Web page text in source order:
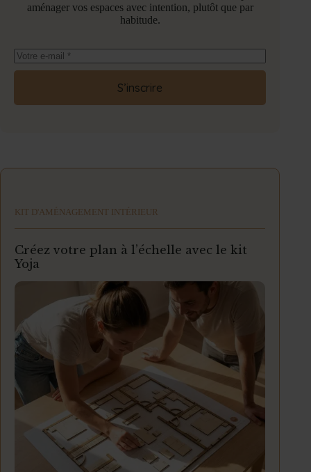
aménager vos espaces avec intention, plutôt que par
habitude.
S’inscrire
KIT D'AMÉNAGEMENT INTÉRIEUR
Créez votre plan à l’échelle avec le kit
Yoja